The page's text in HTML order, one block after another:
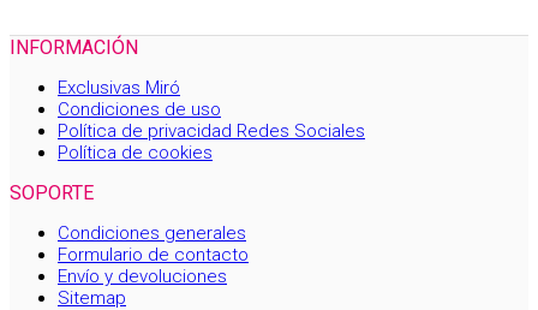
INFORMACIÓN
Exclusivas Miró
Condiciones de uso
Política de privacidad Redes Sociales
Política de cookies
SOPORTE
Condiciones generales
Formulario de contacto
Envío y devoluciones
Sitemap